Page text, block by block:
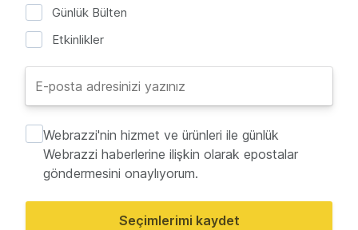
Günlük Bülten
Etkinlikler
Webrazzi'nin hizmet ve ürünleri ile günlük
Webrazzi haberlerine ilişkin olarak epostalar
göndermesini onaylıyorum.
Seçimlerimi kaydet